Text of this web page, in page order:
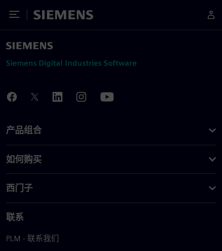
Toggle Menu
Siemens
Siemens Digital Industries Software
产品组合
如何购买
西门子
联系
PLM - 联系我们